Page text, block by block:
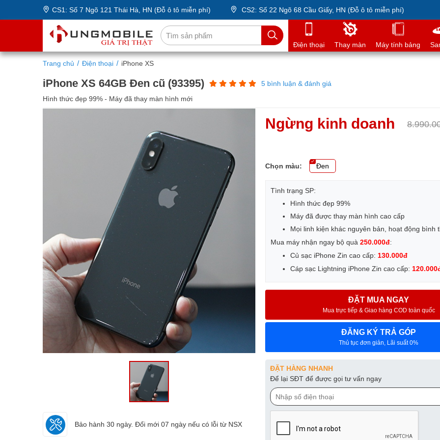
CS1: Số 7 Ngõ 121 Thái Hà, HN (Đỗ ô tô miễn phí) CS2: Số 22 Ngõ 68 Cầu Giấy, HN (Đỗ ô tô miễn phí)
Điện thoại Thay màn Máy tính bảng
Trang chủ Điện thoại iPhone XS
iPhone XS 64GB Đen cũ (93395)
5 bình luận & đánh giá
Hình thức đẹp 99% - Máy đã thay màn hình mới
Bảo hành 30 ngày. Đổi mới 07 ngày nếu có lỗi từ NSX
Ngừng kinh doanh
Chọn màu: Đen
Tình trạng SP:
Hình thức đẹp 99%
Máy đã được thay màn hình cao cấp
Mọi linh kiện khác nguyên bản, hoạt động bình
Mua máy nhận ngay bộ quà 250.000đ:
Củ sạc iPhone Zin cao cấp: 130.000đ
Cáp sạc Lightning iPhone Zin cao cấp:
ĐẶT MUA NGAY
Mua trực tiếp & Giao hàng COD toàn quốc
ĐĂNG KÝ TRẢ GÓP
Thủ tục đơn giản, Lãi suất 0%
ĐẶT HÀNG NHANH
Để lại SĐT để được gọi tư vấn ngay